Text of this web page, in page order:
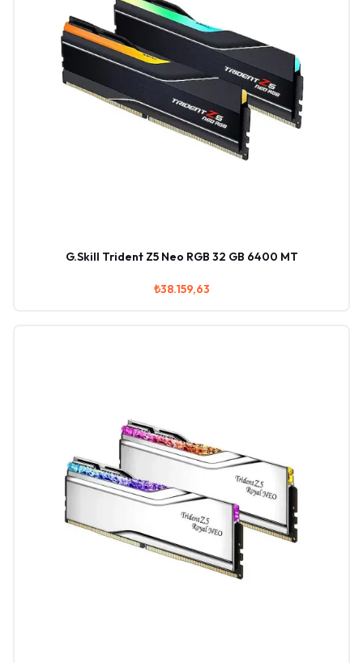
G.Skill Trident Z5 Neo RGB 32 GB 6400 MT
₺38.159,63